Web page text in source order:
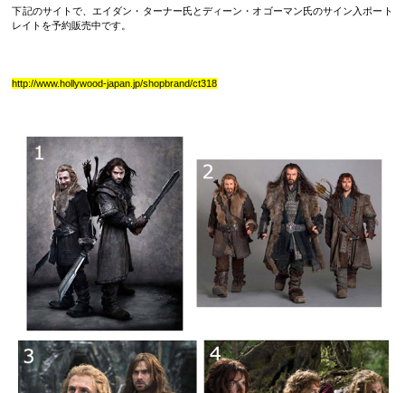
下記のサイトで、エイダン・ターナー氏とディーン・オゴーマン氏のサイン入ポート
レイトを予約販売中です。
http://www.hollywood-japan.jp/shopbrand/ct318